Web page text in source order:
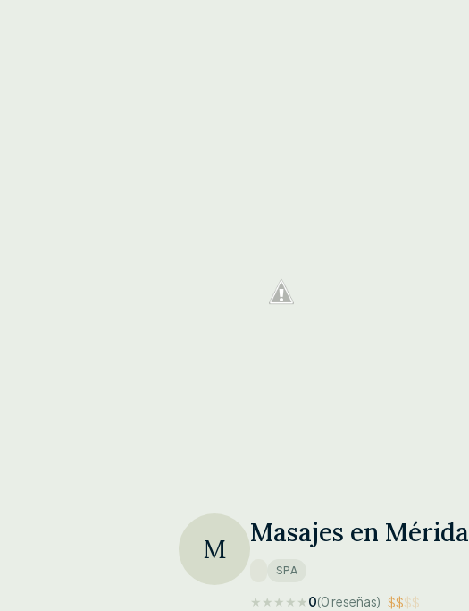
M
Masajes en Mérida
SPA
★ ★ ★ ★ ★0(0 reseñas) $$$$